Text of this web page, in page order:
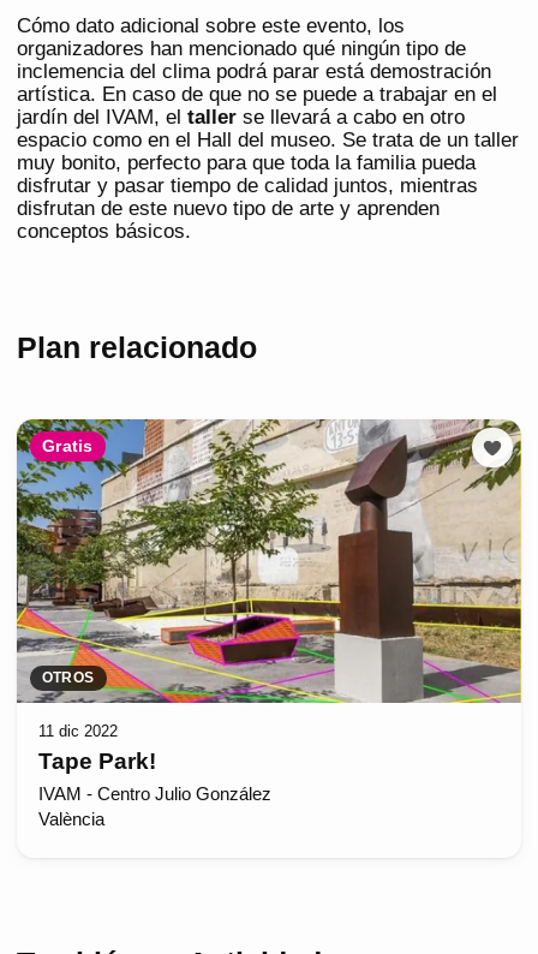
Cómo dato adicional sobre este evento, los
organizadores han mencionado qué ningún tipo de
inclemencia del clima podrá parar está demostración
artística. En caso de que no se puede a trabajar en el
jardín del IVAM, el taller se llevará a cabo en otro
espacio como en el Hall del museo. Se trata de un taller
muy bonito, perfecto para que toda la familia pueda
disfrutar y pasar tiempo de calidad juntos, mientras
disfrutan de este nuevo tipo de arte y aprenden
conceptos básicos.
Plan relacionado
Gratis
OTROS
11 dic 2022
Tape Park!
IVAM - Centro Julio González
València